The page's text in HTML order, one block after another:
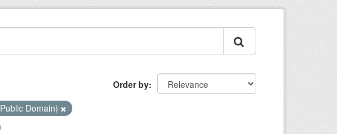
Order by
Domain)